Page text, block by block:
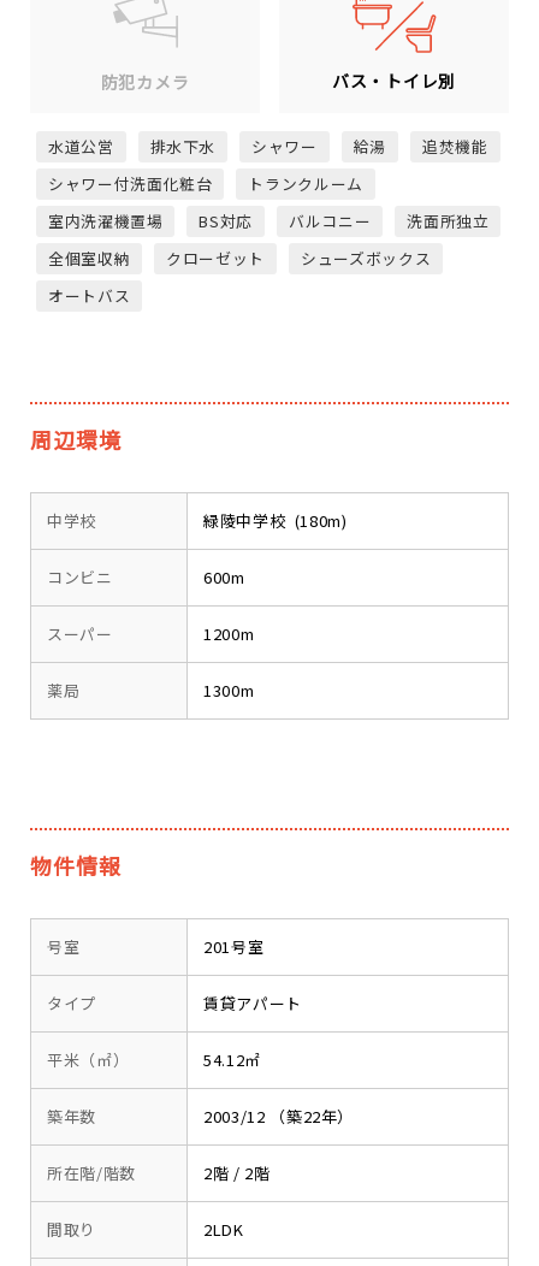
防犯カメラ バス・トイレ別
水道公営 排水下水 シャワー 給湯
追焚機能
シャワー付洗面化粧台
トランクルーム
室内洗濯機置場
BS対応 バルコニー
洗面所独立
全個室収納
クローゼット
シューズボックス
オートバス
周辺環境
中学校 緑陵中学校 (180m)
コンビニ 600m
スーパー 1200m
薬局 1300m
物件情報
号室 201号室
タイプ 賃貸アパート
平米（㎡） 54.12㎡
築年数 2003/12 （築22年）
所在階/階数 2階 / 2階
間取り 2LDK